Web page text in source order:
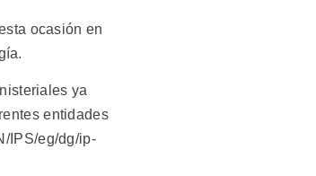
ocasión en
ya
entidades
IPS/eg/dg/ip-